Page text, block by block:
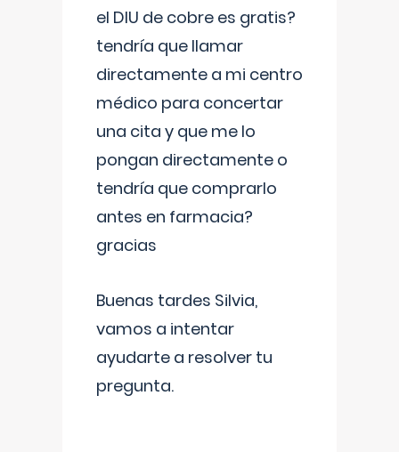
el DIU de cobre es gratis?
tendría que llamar
directamente a mi centro
médico para concertar
una cita y que me lo
pongan directamente o
tendría que comprarlo
antes en farmacia?
gracias
Buenas tardes Silvia,
vamos a intentar
ayudarte a resolver tu
pregunta.